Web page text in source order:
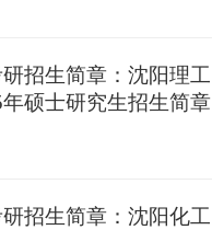
招生简章：沈阳理工
年硕士研究生招生简章
招生简章：沈阳化工